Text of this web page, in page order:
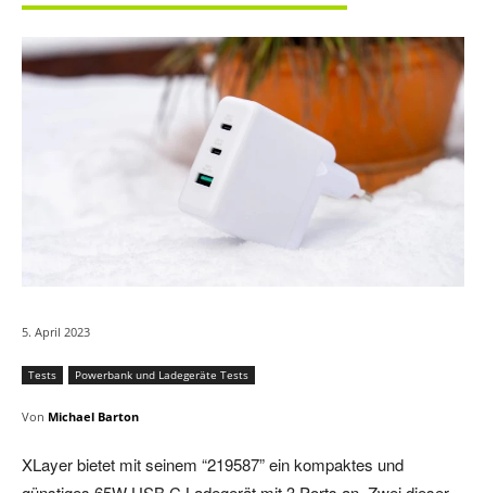
5. April 2023
Tests Powerbank und Ladegeräte Tests
Von Michael Barton
XLayer bietet mit seinem “219587” ein kompaktes und